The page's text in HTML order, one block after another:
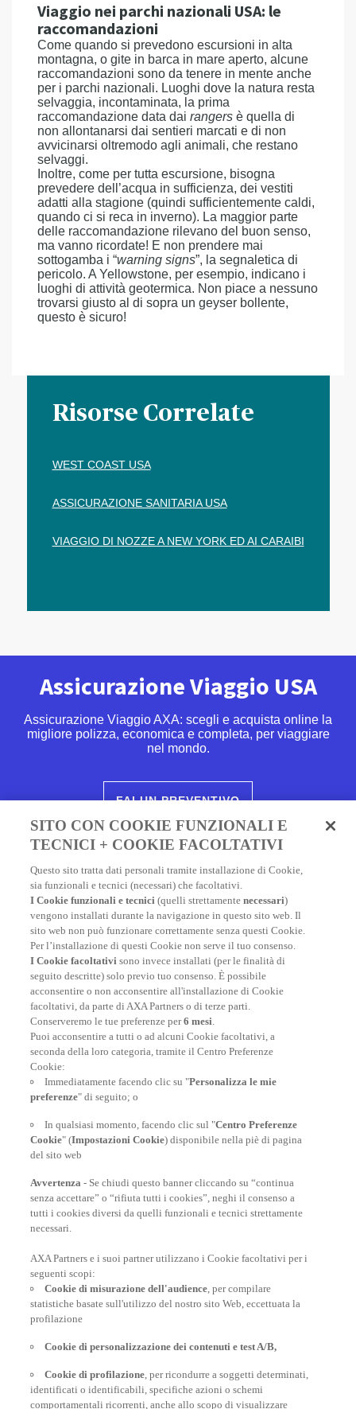
Viaggio nei parchi nazionali USA: le
raccomandazioni
Come quando si prevedono escursioni in alta
montagna, o gite in barca in mare aperto, alcune
raccomandazioni sono da tenere in mente anche
per i parchi nazionali. Luoghi dove la natura resta
selvaggia, incontaminata, la prima
raccomandazione data dai rangers è quella di
non allontanarsi dai sentieri marcati e di non
avvicinarsi oltremodo agli animali, che restano
selvaggi.
Inoltre, come per tutta escursione, bisogna
prevedere dell’acqua in sufficienza, dei vestiti
adatti alla stagione (quindi sufficientemente caldi,
quando ci si reca in inverno). La maggior parte
delle raccomandazione rilevano del buon senso,
ma vanno ricordate! E non prendere mai
sottogamba i “warning signs”, la segnaletica di
pericolo. A Yellowstone, per esempio, indicano i
luoghi di attività geotermica. Non piace a nessuno
trovarsi giusto al di sopra un geyser bollente,
questo è sicuro!
Risorse Correlate
WEST COAST USA
ASSICURAZIONE SANITARIA USA
VIAGGIO DI NOZZE A NEW YORK ED AI CARAIBI
Assicurazione Viaggio USA
Assicurazione Viaggio AXA: scegli e acquista online la
migliore polizza, economica e completa, per viaggiare
nel mondo.
FAI UN PREVENTIVO
Potrebbe interessarti anche
Visto turistico per gli USA
Quando serve e come ottenerlo?
POLIZZE VIAGGIO
INFORMAZIONI UTILI
SITO CON COOKIE FUNZIONALI E
TECNICI + COOKIE FACOLTATIVI
Questo sito tratta dati personali tramite installazione di Cookie,
sia funzionali e tecnici (necessari) che facoltativi.
I Cookie funzionali e tecnici (quelli strettamentenecessari)
vengono installati durante la navigazione in questo sito web. Il
sito web non può funzionare correttamente senza questi Cookie.
Per l’installazione di questi Cookie non serve il tuo consenso.
I Cookie facoltativi sono invece installati (per le finalità di
seguito descritte) solo previo tuo consenso. È possibile
acconsentire o non acconsentire all'installazione di Cookie
facoltativi, da parte di AXA Partners o di terze parti.
Conserveremo le tue preferenze per6 mesi.
Puoi acconsentire a tutti o ad alcuni Cookie facoltativi, a
seconda della loro categoria, tramite il Centro Preferenze
Cookie:
Immediatamente facendo clic su "Personalizza le mie
preferenze" di seguito; o
In qualsiasi momento, facendo clic sul "Centro Preferenze
Cookie" (Impostazioni Cookie) disponibile nella piè di pagina
del sito web
Avvertenza - Se chiudi questo banner cliccando su “continua
senza accettare” o “rifiuta tutti i cookies”, neghi il consenso a
tutti i cookies diversi da quelli funzionali e tecnici strettamente
necessari.
AXA Partners e i suoi partner utilizzano i Cookie facoltativi per i
seguenti scopi:
Cookie di misurazione dell'audience, per compilare
statistiche basate sull'utilizzo del nostro sito Web, eccettuata la
profilazione
Cookie di personalizzazione dei contenuti e test A/B,
Cookie di profilazione, per ricondurre a soggetti determinati,
identificati o identificabili, specifiche azioni o schemi
comportamentali ricorrenti, anche allo scopo di visualizzare